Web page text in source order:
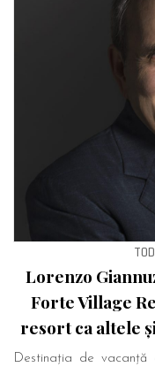
Lorenzo
Forte Village
resort ca altele
Destinația de